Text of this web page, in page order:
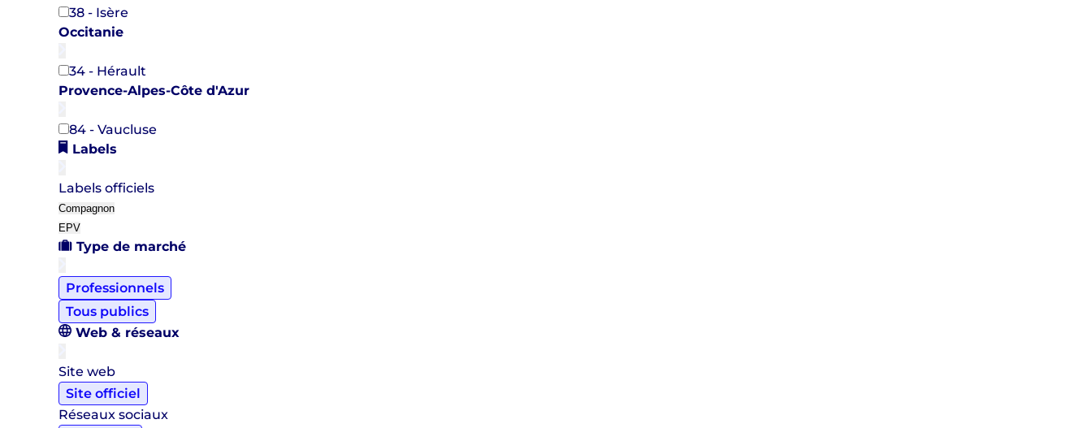
38 - Isère
Occitanie
34 - Hérault
Provence-Alpes-Côte d'Azur
84 - Vaucluse
Labels
Labels officiels
Compagnon
EPV
Type de marché
Professionnels
Tous publics
Web & réseaux
Site web
Site officiel
Réseaux sociaux